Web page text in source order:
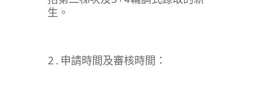
生。
2.申請時間及審核時間：